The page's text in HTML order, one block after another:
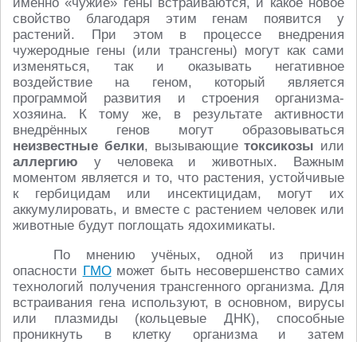
свойство благодаря этим генам появится у
растений. При этом в процессе внедрения
чужеродные гены (или трансгены) могут как сами
изменяться, так и оказывать негативное
воздействие на геном, который является
программой развития и строения организма-
хозяина. К тому же, в результате активности
внедрённых генов могут образовываться
неизвестные белки, вызывающиетоксикозы или
аллергию у человека и животных. Важным
моментом является и то, что растения, устойчивые
к гербицидам или инсектицидам, могут их
аккумулировать, и вместе с растением человек или
животные будут поглощать ядохимикаты.
По мнению учёных, одной из причин
опасности ГМОможет быть несовершенство самих
технологий получения трансгенного организма. Для
встраивания гена используют, в основном, вирусы
или плазмиды (кольцевые ДНК), способные
проникнуть в клетку организма и затем